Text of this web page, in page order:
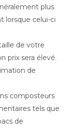
plus
lorsque celui-ci
de votre
prix sera élevé.
de
composteurs
tels que
de